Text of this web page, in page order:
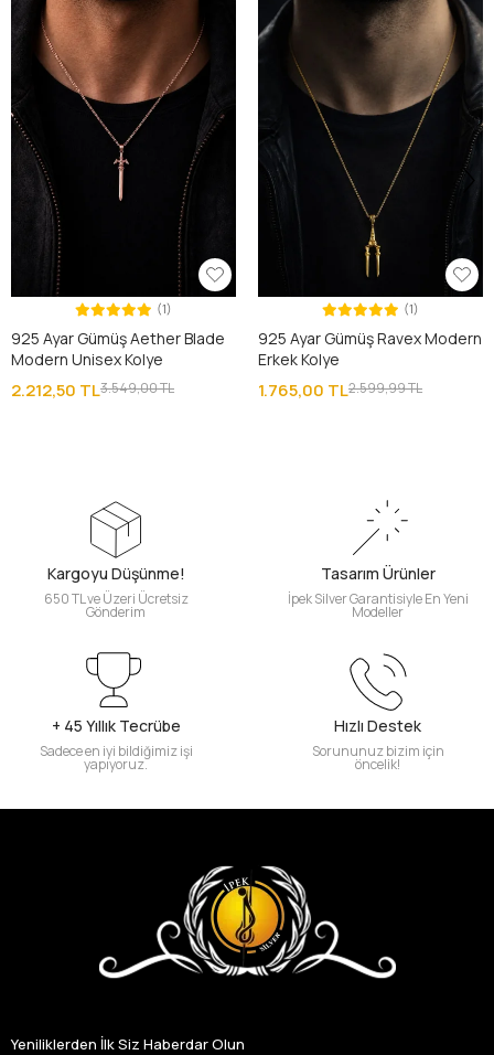
(1)
925 Ayar Gümüş Aether Blade
Modern Unisex Kolye
2.212,50 TL3.549,00 TL
(1)
925 Ayar Gümüş Ravex Modern
Erkek Kolye
1.765,00 TL2.599,99 TL
Kargoyu Düşünme!
650 TL ve Üzeri Ücretsiz
Gönderim
Tasarım Ürünler
İpek Silver Garantisiyle En Yeni
Modeller
+ 45 Yıllık Tecrübe
Sadece en iyi bildiğimiz işi
yapıyoruz.
Hızlı Destek
Sorununuz bizim için
öncelik!
Yeniliklerden İlk Siz Haberdar Olun